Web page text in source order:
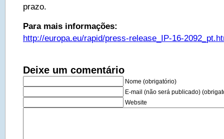
prazo.
Para mais informações:
http://europa.eu/rapid/press-release_IP-16-
Deixe um comentário
Nome (obrigatório)
E-mail (não será publicado)
Website